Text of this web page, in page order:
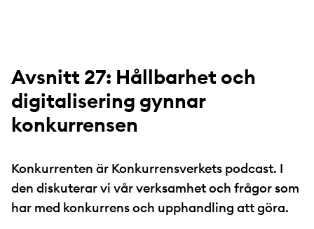
Avsnitt 27: Hållbarhet och
digitalisering gynnar
konkurrensen
Konkurrenten är Konkurrensverkets podcast. I
den diskuterar vi vår verksamhet och frågor som
har med konkurrens och upphandling att göra.